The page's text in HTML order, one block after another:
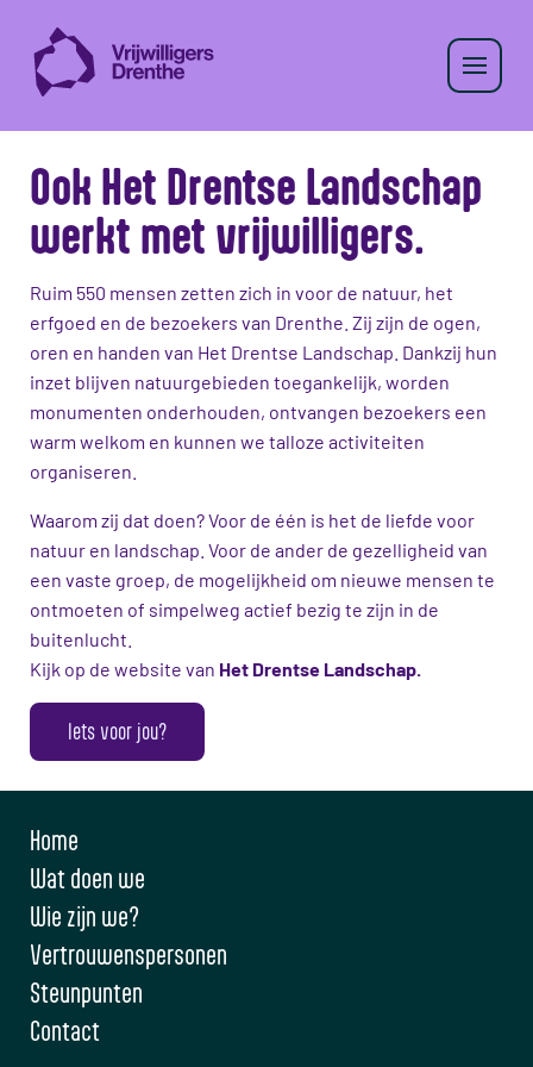
Ook Het Drentse Landschap
werkt met vrijwilligers.
Ruim 550 mensen zetten zich in voor de natuur, het
erfgoed en de bezoekers van Drenthe. Zij zijn de ogen,
oren en handen van Het Drentse Landschap. Dankzij hun
inzet blijven natuurgebieden toegankelijk, worden
monumenten onderhouden, ontvangen bezoekers een
warm welkom en kunnen we talloze activiteiten
organiseren.
Waarom zij dat doen? Voor de één is het de liefde voor
natuur en landschap. Voor de ander de gezelligheid van
een vaste groep, de mogelijkheid om nieuwe mensen te
ontmoeten of simpelweg actief bezig te zijn in de
buitenlucht.
Kijk op de website van Het Drentse Landschap.
Iets voor jou?
Home
Wat doen we
Wie zijn we?
Vertrouwenspersonen
Steunpunten
Contact